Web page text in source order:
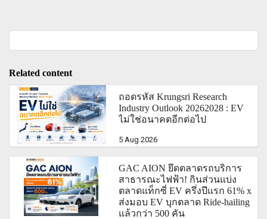
Related content
ถอดรหัส Krungsri Research
Industry Outlook 20262028 : EV
ไม่ใช่อนาคตอีกต่อไป
5 Aug 2026
GAC AION ยึดตลาดรถบริการ
สาธารณะไฟฟ้า! กินส่วนแบ่ง
ตลาดแท็กซี่ EV ครึ่งปีแรก 61% x
ส่งมอบ EV บุกตลาด Ride-hailing
แล้วกว่า 500 คัน